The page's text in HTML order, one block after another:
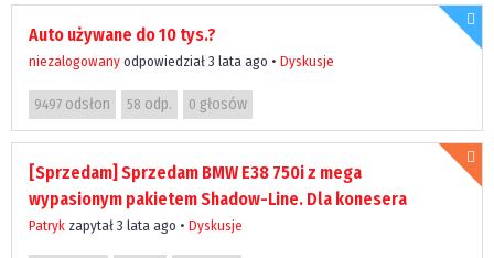
Auto używane do 10 tys.?
niezalogowany odpowiedział 3 lata ago • Dyskusje
9497 odsłon 58 odp. 0 głosów
[Sprzedam] Sprzedam BMW E38 750i z mega
wypasionym pakietem Shadow-Line. Dla konesera
Patryk zapytał 3 lata ago • Dyskusje